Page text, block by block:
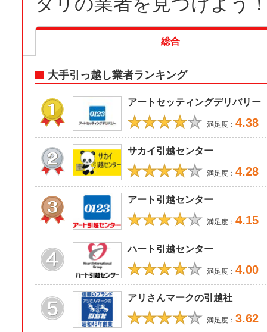
総合
大手引っ越し業者ランキング
アートセッティングデリバリー
★★★★★ 満足度： 4.38
サカイ引越センター
★★★★★ 満足度： 4.28
アート引越センター
★★★★★ 満足度： 4.15
ハート引越センター
★★★★★ 満足度： 4.00
アリさんマークの引越社
★★★★★ 満足度： 3.62